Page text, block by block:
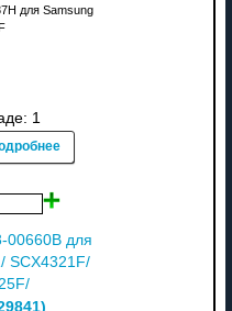
для Samsung
1
00660B для
SCX4321F/
)